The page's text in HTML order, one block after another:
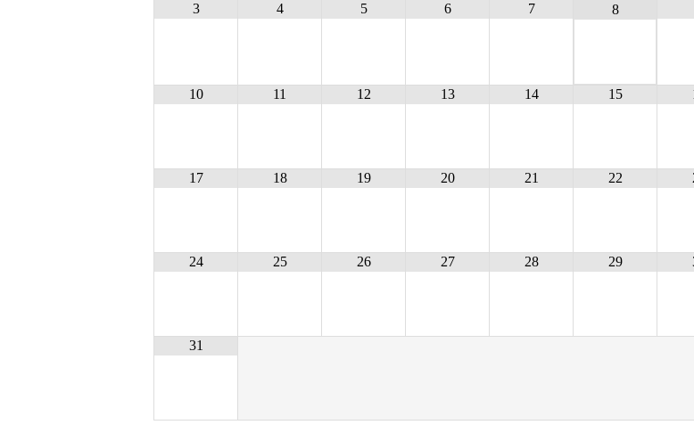
3 4 5 6 7 8
10 11 12 13 14 15
17 18 19 20 21 22
24 25 26 27 28 29
31